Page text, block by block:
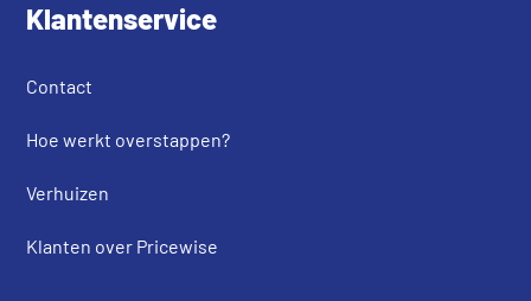
Klantenservice
Contact
Hoe werkt overstappen?
Verhuizen
Klanten over Pricewise